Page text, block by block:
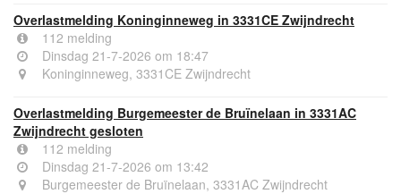
Overlastmelding Koninginneweg in 3331CE Zwijndrecht
112 melding
Dinsdag 21-7-2026 om 18:47
Koninginneweg, 3331CE Zwijndrecht
Overlastmelding Burgemeester de Bruïnelaan in 3331AC
Zwijndrecht gesloten
112 melding
Dinsdag 21-7-2026 om 13:42
Burgemeester de Bruïnelaan, 3331AC Zwijndrecht